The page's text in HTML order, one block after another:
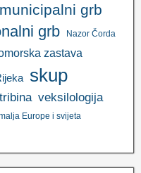
municipalni grb
grb Nazor Čorda
zastava
skup
tribina veksilologija
Europe i svijeta